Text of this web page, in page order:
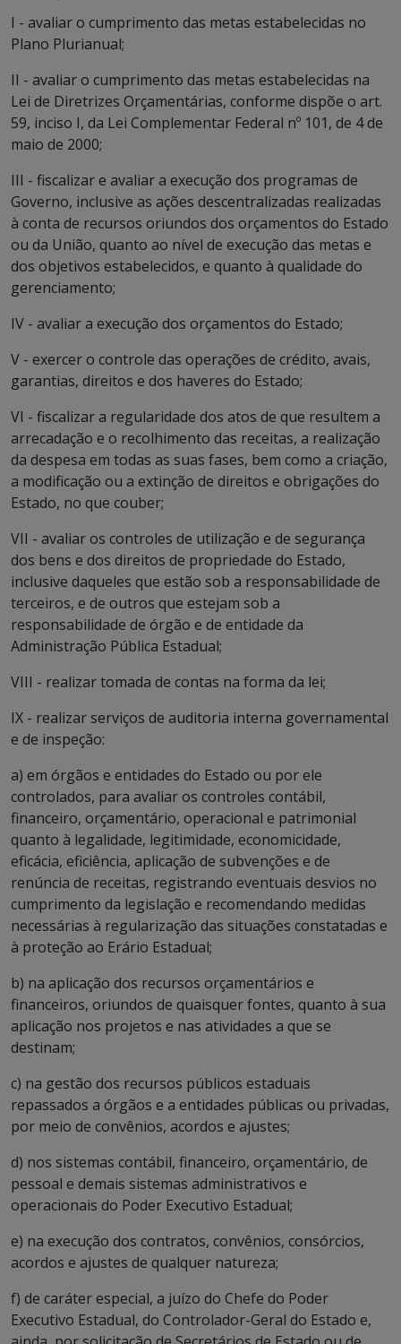
I - avaliar o cumprimento das metas estabelecidas no
Plano Plurianual;
II - avaliar o cumprimento das metas estabelecidas na
Lei de Diretrizes Orçamentárias, conforme dispõe o art.
59, inciso I, da Lei Complementar Federal nº 101, de 4 de
maio de 2000;
III - fiscalizar e avaliar a execução dos programas de
Governo, inclusive as ações descentralizadas realizadas
à conta de recursos oriundos dos orçamentos do Estado
ou da União, quanto ao nível de execução das metas e
dos objetivos estabelecidos, e quanto à qualidade do
gerenciamento;
IV - avaliar a execução dos orçamentos do Estado;
V - exercer o controle das operações de crédito, avais,
garantias, direitos e dos haveres do Estado;
VI - fiscalizar a regularidade dos atos de que resultem a
arrecadação e o recolhimento das receitas, a realização
da despesa em todas as suas fases, bem como a criação,
a modificação ou a extinção de direitos e obrigações do
Estado, no que couber;
VII - avaliar os controles de utilização e de segurança
dos bens e dos direitos de propriedade do Estado,
inclusive daqueles que estão sob a responsabilidade de
terceiros, e de outros que estejam sob a
responsabilidade de órgão e de entidade da
Administração Pública Estadual;
VIII - realizar tomada de contas na forma da lei;
IX - realizar serviços de auditoria interna governamental
e de inspeção:
a) em órgãos e entidades do Estado ou por ele
controlados, para avaliar os controles contábil,
financeiro, orçamentário, operacional e patrimonial
quanto à legalidade, legitimidade, economicidade,
eficácia, eficiência, aplicação de subvenções e de
renúncia de receitas, registrando eventuais desvios no
cumprimento da legislação e recomendando medidas
necessárias à regularização das situações constatadas e
à proteção ao Erário Estadual;
b) na aplicação dos recursos orçamentários e
financeiros, oriundos de quaisquer fontes, quanto à sua
aplicação nos projetos e nas atividades a que se
destinam;
c) na gestão dos recursos públicos estaduais
repassados a órgãos e a entidades públicas ou privadas,
por meio de convênios, acordos e ajustes;
d) nos sistemas contábil, financeiro, orçamentário, de
pessoal e demais sistemas administrativos e
operacionais do Poder Executivo Estadual;
e) na execução dos contratos, convênios, consórcios,
acordos e ajustes de qualquer natureza;
f) de caráter especial, a juízo do Chefe do Poder
Executivo Estadual, do Controlador-Geral do Estado e,